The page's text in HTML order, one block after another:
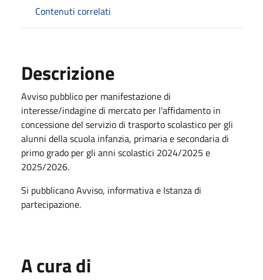
Contenuti correlati
Descrizione
Avviso pubblico per manifestazione di
interesse/indagine di mercato per l'affidamento in
concessione del servizio di trasporto scolastico per gli
alunni della scuola infanzia, primaria e secondaria di
primo grado per gli anni scolastici 2024/2025 e
2025/2026.
Si pubblicano Avviso, informativa e Istanza di
partecipazione.
A cura di